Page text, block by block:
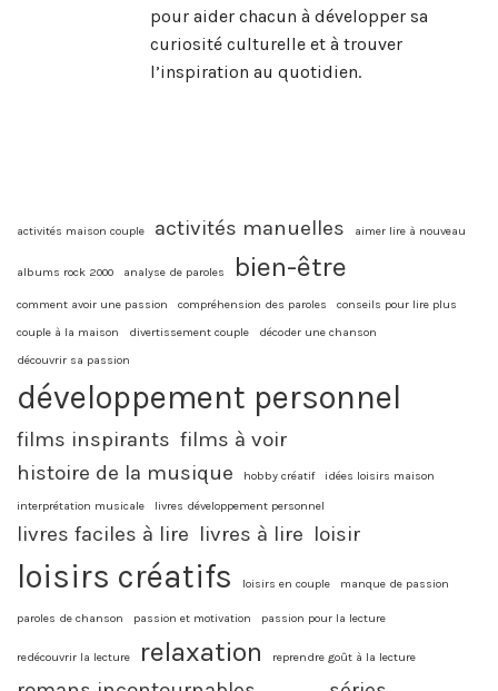
pour aider chacun à développer sa
curiosité culturelle et à trouver
l’inspiration au quotidien.
activités maison couple activités manuelles aimer lire à nouveau
albums rock 2000 analyse de paroles bien-être
comment avoir une passion compréhension des paroles
conseils pour lire plus
couple à la maison
divertissement couple
décoder une chanson
découvrir sa passion
développement personnel
films inspirants films à voir
histoire de la musique
hobby créatif idées loisirs maison
interprétation musicale livres développement personnel
livres faciles à lire livres à lire loisir
loisirs créatifs loisirs en couple manque de passion
paroles de chanson passion et motivation passion pour la lecture
redécouvrir la lecture relaxation reprendre goût à la lecture